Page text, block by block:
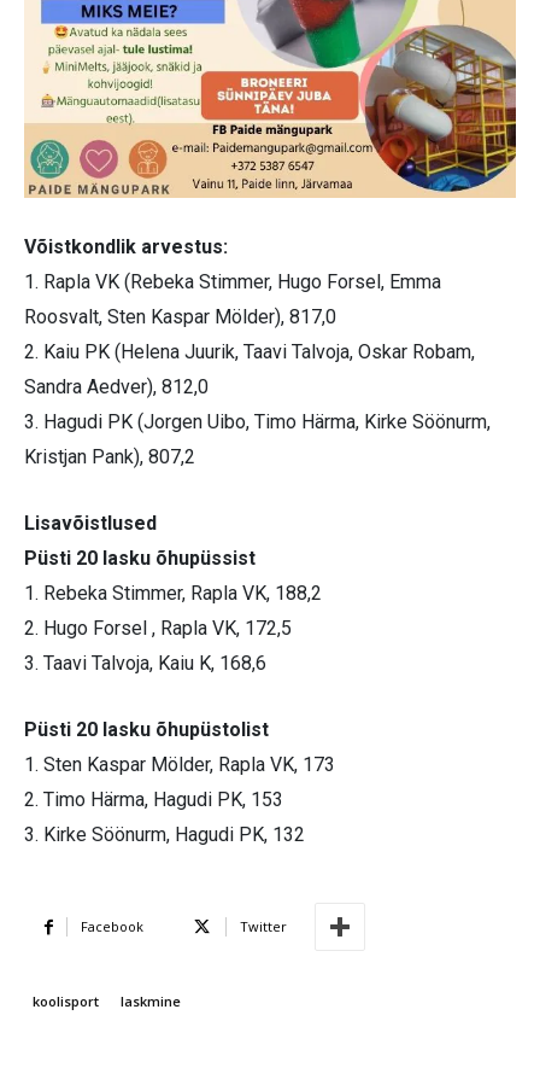
Võistkondlik arvestus:
1. Rapla VK (Rebeka Stimmer, Hugo Forsel, Emma
Roosvalt, Sten Kaspar Mölder), 817,0
2. Kaiu PK (Helena Juurik, Taavi Talvoja, Oskar Robam,
Sandra Aedver), 812,0
3. Hagudi PK (Jorgen Uibo, Timo Härma, Kirke Söönurm,
Kristjan Pank), 807,2
Lisavõistlused
Püsti 20 lasku õhupüssist
1. Rebeka Stimmer, Rapla VK, 188,2
2. Hugo Forsel , Rapla VK, 172,5
3. Taavi Talvoja, Kaiu K, 168,6
Püsti 20 lasku õhupüstolist
1. Sten Kaspar Mölder, Rapla VK, 173
2. Timo Härma, Hagudi PK, 153
3. Kirke Söönurm, Hagudi PK, 132
Facebook Twitter
koolisport laskmine